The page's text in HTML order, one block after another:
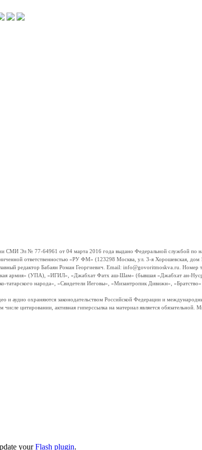
Эл № 77-64961 от 04 марта 2016 года выдано Федеральной службой по
ответственностью «РУ ФМ» (123298 Москва, ул. 3-я Хорошевская,
редактор Бабаян Роман Георгиевич. Email: info@govoritmoskva.ru. Номер
армия» (УПА), «ИГИЛ», «Джабхат Фатх аш-Шам» (бывшая «Джабхат ан-
народа», «Свидетели Иеговы», «Мизантропик Дивижн», «Братство»
аудио охраняются законодательством Российской Федерации и
цитировании, активная гиперссылка на материал является
yourFlash plugin.